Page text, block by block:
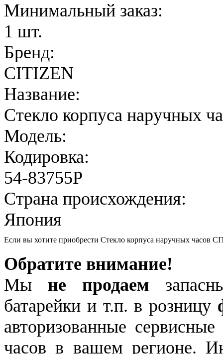
Минимальный заказ:
1 шт.
Бренд:
CITIZEN
Название:
Стекло корпуса наручных
Модель:
Кодировка:
54-83755P
Страна происхождения:
Япония
Если вы хотите приобрести Стекло корпуса наручных часов
Обратите внимание!
Мы не продаем
батарейки и т.п. в розницу
авторизованные
часов в вашем регионе.